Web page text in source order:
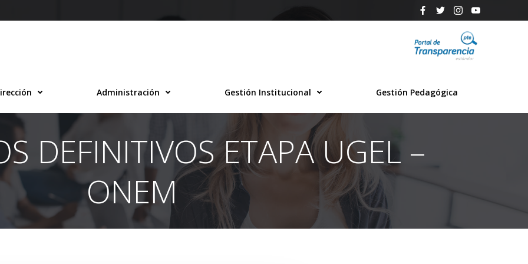
Administración Gestión Institucional Gestión Pedagógica
DEFINITIVOS ETAPA UGEL –
ONEM